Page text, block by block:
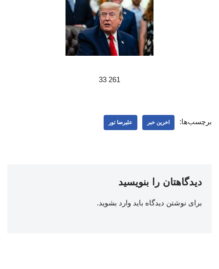
261 33
برچسب‌ها: اخرین خبر علیرضا تور
دیدگاهتان را بنویسید
برای نوشتن دیدگاه باید وارد بشوید.